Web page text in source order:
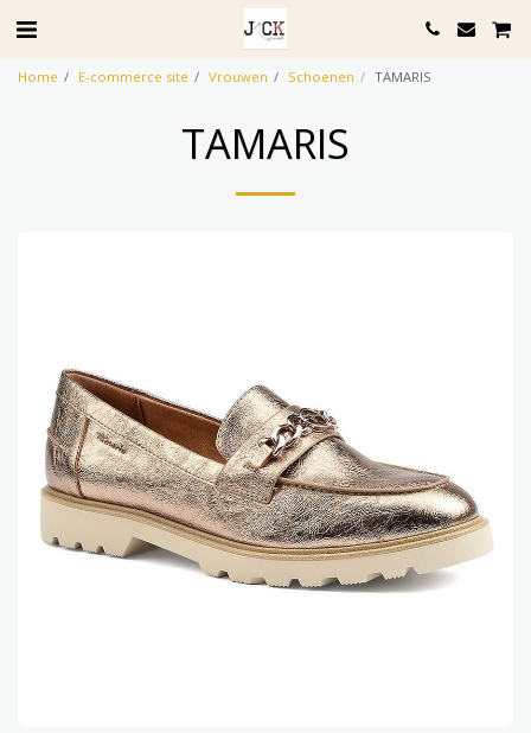
Home E-commerce site Vrouwen Schoenen TAMARIS
TAMARIS